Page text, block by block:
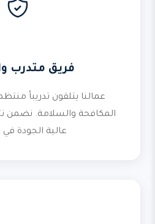
فريق متدرب
عمالنا يتلقون تدريباً
المكافحة والسلامة. نضمن
عالية الجودة